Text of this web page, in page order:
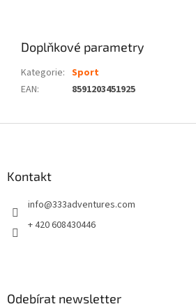
Doplňkové parametry
Kategorie: Sport
EAN: 8591203451925
Kontakt
info@333adventures.com
+ 420 608430446
Odebírat newsletter